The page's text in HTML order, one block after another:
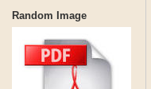
Random Image